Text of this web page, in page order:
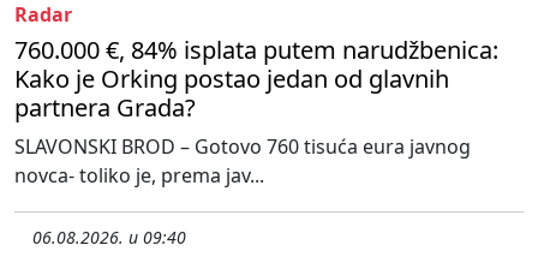
Radar
760.000 €, 84% isplata putem narudžbenica:
Kako je Orking postao jedan od glavnih
partnera Grada?
SLAVONSKI BROD – Gotovo 760 tisuća eura javnog
novca- toliko je, prema jav...
06.08.2026. u 09:40